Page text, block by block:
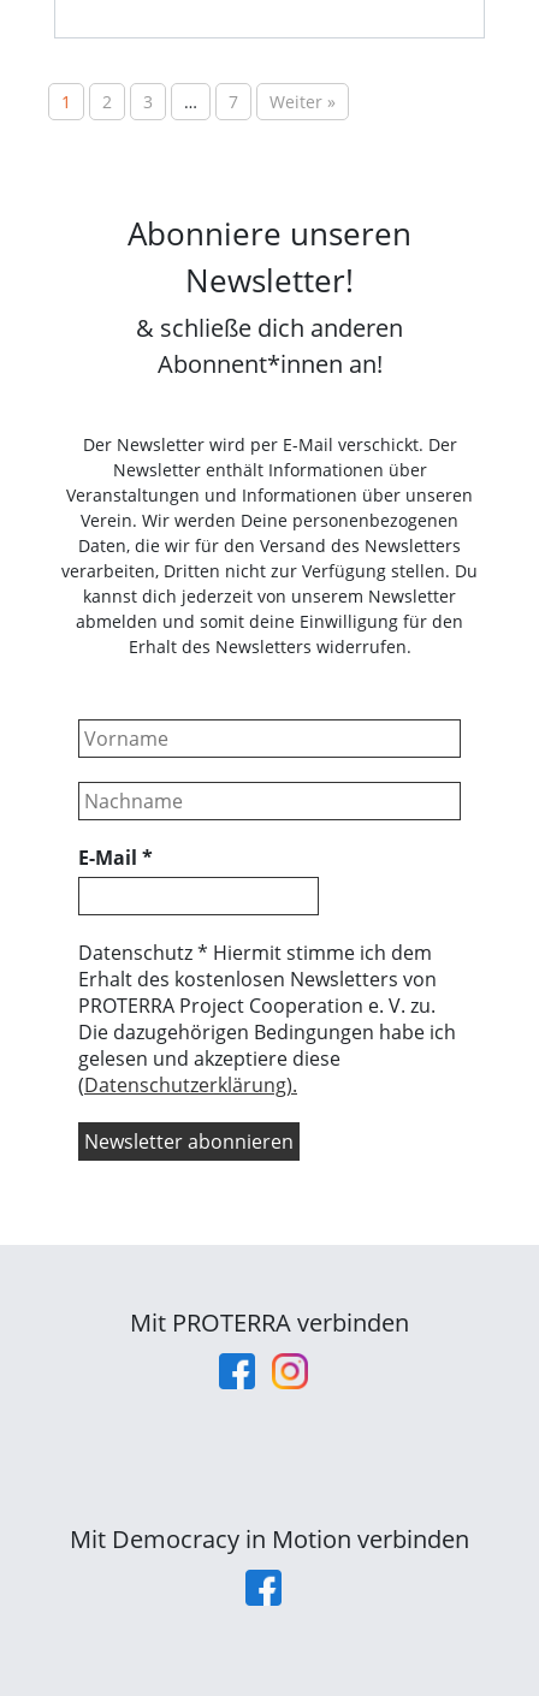
1 2 3 … 7 Weiter »
Abonniere unseren
Newsletter!
& schließe dich anderen
Abonnent*innen an!
Der Newsletter wird per E-Mail verschickt. Der
Newsletter enthält Informationen über
Veranstaltungen und Informationen über unseren
Verein. Wir werden Deine personenbezogenen
Daten, die wir für den Versand des Newsletters
verarbeiten, Dritten nicht zur Verfügung stellen. Du
kannst dich jederzeit von unserem Newsletter
abmelden und somit deine Einwilligung für den
Erhalt des Newsletters widerrufen.
E-Mail *
Datenschutz * Hiermit stimme ich dem
Erhalt des kostenlosen Newsletters von
PROTERRA Project Cooperation e. V. zu.
Die dazugehörigen Bedingungen habe ich
gelesen und akzeptiere diese
(Datenschutzerklärung).
Mit PROTERRA verbinden
Mit Democracy in Motion verbinden